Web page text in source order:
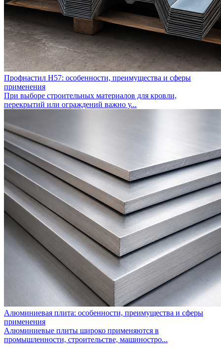
Профнастил Н57: особенности, преимущества и сферы
применения
При выборе строительных материалов для кровли,
перекрытий или ограждений важно у...
Алюминиевая плита: особенности, преимущества и сферы
применения
Алюминиевые плиты широко применяются в
промышленности, строительстве, машиностро...